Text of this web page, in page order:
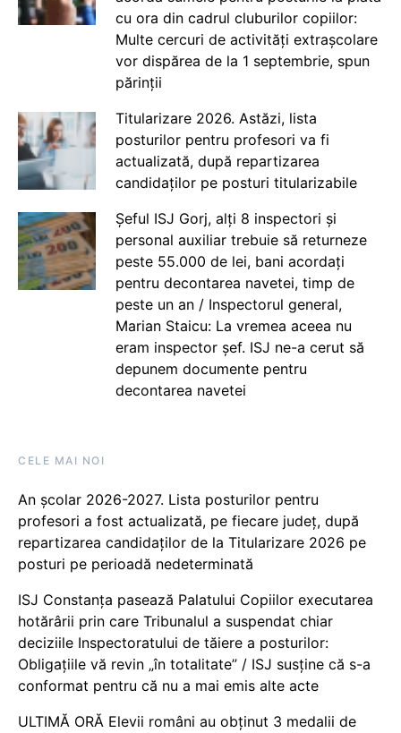
cu ora din cadrul cluburilor copiilor:
Multe cercuri de activități extrașcolare
vor dispărea de la 1 septembrie, spun
părinții
Titularizare 2026. Astăzi, lista
posturilor pentru profesori va fi
actualizată, după repartizarea
candidaților pe posturi titularizabile
Șeful ISJ Gorj, alți 8 inspectori și
personal auxiliar trebuie să returneze
peste 55.000 de lei, bani acordați
pentru decontarea navetei, timp de
peste un an / Inspectorul general,
Marian Staicu: La vremea aceea nu
eram inspector șef. ISJ ne-a cerut să
depunem documente pentru
decontarea navetei
CELE MAI NOI
An școlar 2026-2027. Lista posturilor pentru
profesori a fost actualizată, pe fiecare județ, după
repartizarea candidaților de la Titularizare 2026 pe
posturi pe perioadă nedeterminată
ISJ Constanța pasează Palatului Copiilor executarea
hotărârii prin care Tribunalul a suspendat chiar
deciziile Inspectoratului de tăiere a posturilor:
Obligațiile vă revin „în totalitate” / ISJ susține că s-a
conformat pentru că nu a mai emis alte acte
ULTIMĂ ORĂ Elevii români au obținut 3 medalii de